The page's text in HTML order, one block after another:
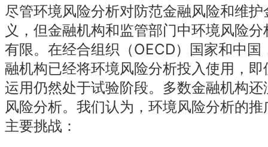
尽管环境风险分析对防范金融风险和维
义，但金融机构和监管部门中环境风险
有限。在经合组织（OECD）国家和中国
融机构已经将环境风险分析投入使用，
运用仍然处于试验阶段。多数金融机构
风险分析。我们认为，环境风险分析的
主要挑战：